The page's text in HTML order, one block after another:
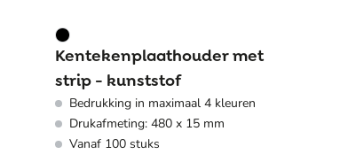
Kentekenplaathouder met
strip - kunststof
Bedrukking in maximaal 4 kleuren
Drukafmeting: 480 x 15 mm
Vanaf 100 stuks